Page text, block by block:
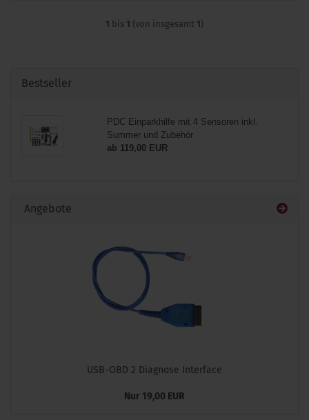
1 bis 1 (von insgesamt 1)
Bestseller
PDC Einparkhilfe mit 4 Sensoren inkl.
Summer und Zubehör
ab 119,00 EUR
Angebote
USB-OBD 2 Diagnose Interface
Nur 19,00 EUR